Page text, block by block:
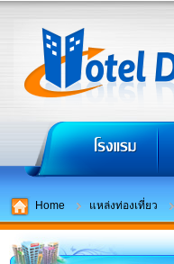
Home แหล่งท่องเที่ยว